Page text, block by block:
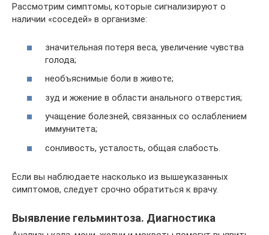
Рассмотрим симптомы, которые сигнализируют о
наличии «соседей» в организме:
значительная потеря веса, увеличение чувства
голода;
необъяснимые боли в животе;
зуд и жжение в области анального отверстия;
учащение болезней, связанных со ослаблением
иммунитета;
сонливость, усталость, общая слабость.
Если вы наблюдаете насколько из вышеуказанных
симптомов, следует срочно обратиться к врачу.
Выявление гельминтоза. Диагностика